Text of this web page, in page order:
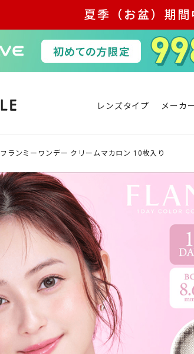
夏季（お盆）期
レンズタイプ メーカ
フランミーワンデー クリームマカロン 10枚入り